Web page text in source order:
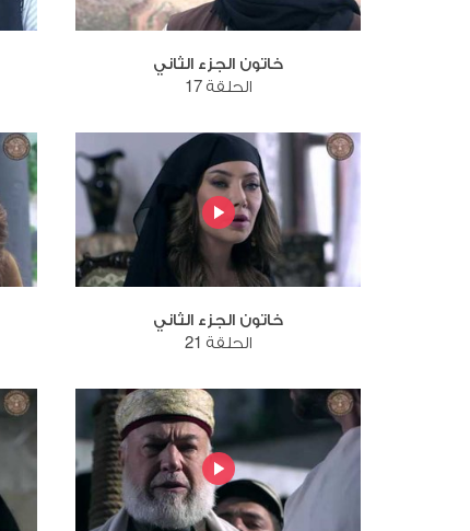
خاتون الجزء الثاني
الحلقة 17
خاتون الجزء الثاني
الحلقة 21